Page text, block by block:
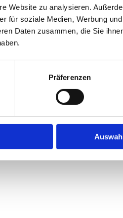
Website zu analysieren.
für soziale Medien, Werbung
Daten zusammen, die Sie
Präferenzen